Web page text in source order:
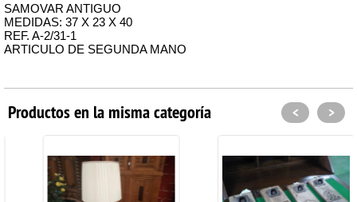
SAMOVAR ANTIGUO
MEDIDAS: 37 X 23 X 40
REF. A-2/31-1
ARTICULO DE SEGUNDA MANO
Productos en la misma categoría < >